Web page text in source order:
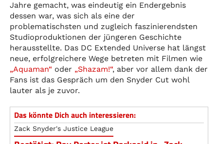
Jahre gemacht, was eindeutig ein Endergebnis
dessen war, was sich als eine der
problematischsten und zugleich faszinierendsten
Studioproduktionen der jüngeren Geschichte
herausstellte. Das DC Extended Universe hat längst
neue, erfolgreichere Wege betreten mit Filmen wie
„Aquaman“ oder „Shazam!“, aber vor allem dank der
Fans ist das Gespräch um den Snyder Cut wohl
lauter als je zuvor.
Das könnte Dich auch interessieren:
Zack Snyder's Justice League